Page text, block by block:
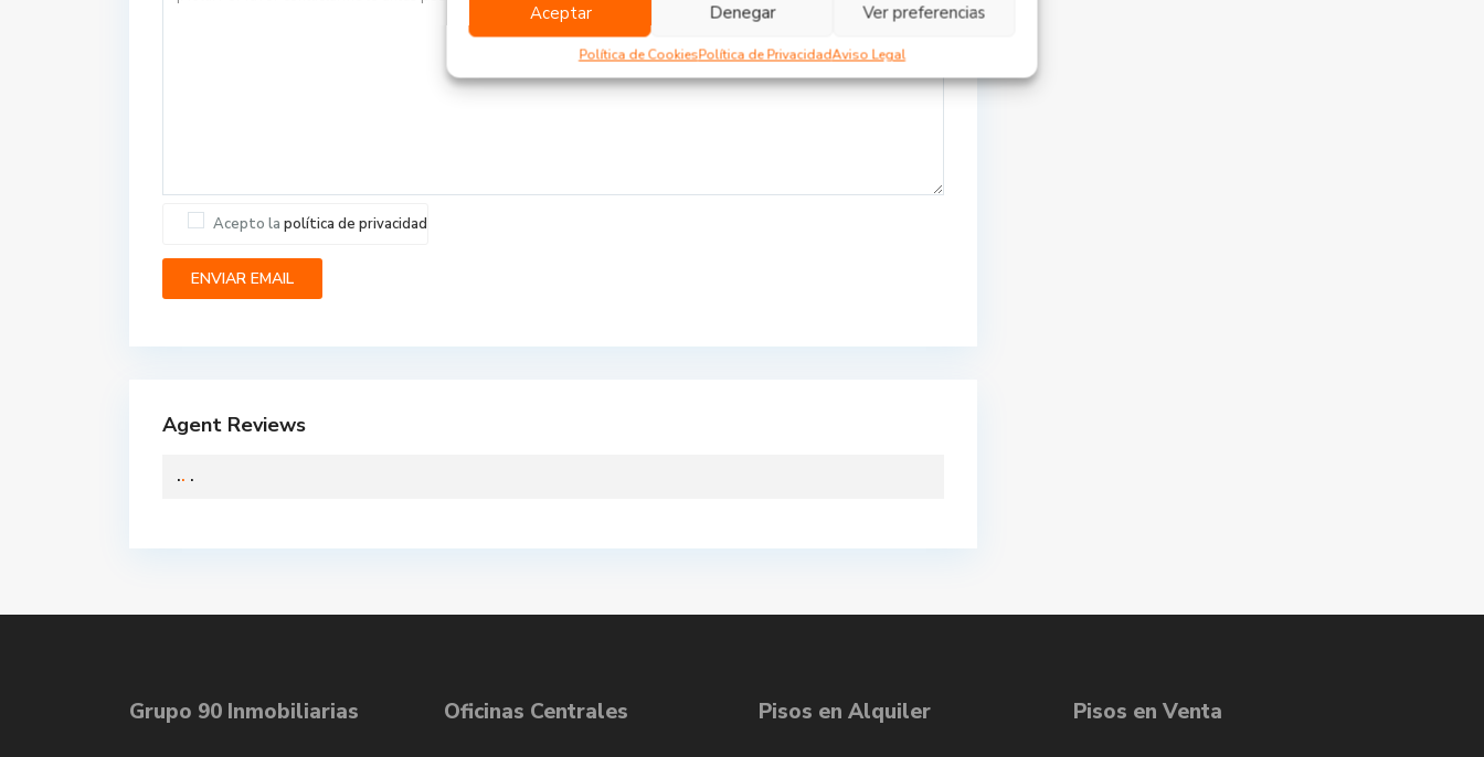
Aceptar Denegar Ver preferencias
Política de CookiesPolítica de PrivacidadAviso Legal
Acepto la política de privacidad
Agent Reviews
.. .
Grupo 90 Inmobiliarias Oficinas Centrales Pisos en Alquiler Pisos en Venta